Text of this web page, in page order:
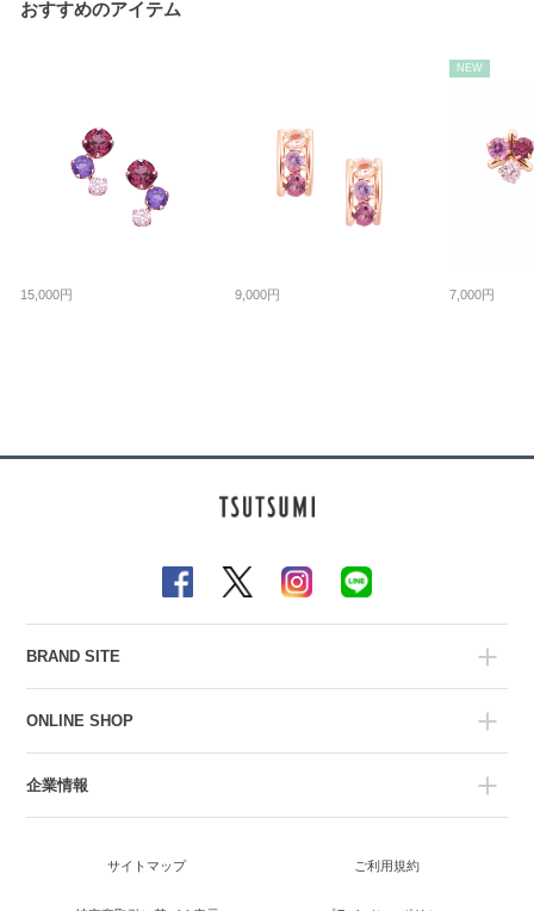
おすすめのアイテム
15,000円 9,000円
NEW
7,000円
BRAND SITE
ONLINE SHOP
企業情報
サイトマップ ご利用規約